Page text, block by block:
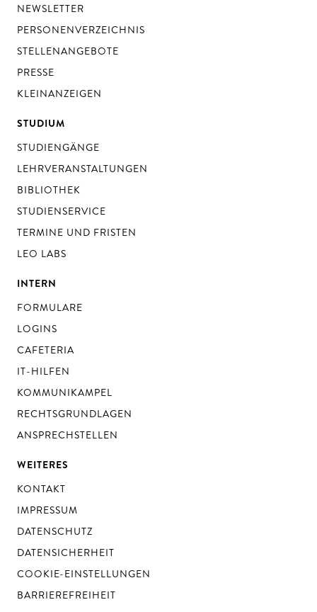
NEWSLETTER
PERSONENVERZEICHNIS
STELLENANGEBOTE
PRESSE
KLEINANZEIGEN
STUDIUM
STUDIENGÄNGE
LEHRVERANSTALTUNGEN
BIBLIOTHEK
STUDIENSERVICE
TERMINE UND FRISTEN
LEO LABS
INTERN
FORMULARE
LOGINS
CAFETERIA
IT-HILFEN
KOMMUNIKAMPEL
RECHTSGRUNDLAGEN
ANSPRECHSTELLEN
WEITERES
KONTAKT
IMPRESSUM
DATENSCHUTZ
DATENSICHERHEIT
COOKIE-EINSTELLUNGEN
BARRIEREFREIHEIT